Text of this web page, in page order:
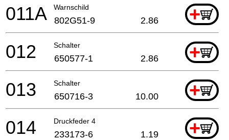
Warnschild +
011A 802G51-9 2.86
Schalter +
012 650577-1 2.86
Schalter +
013 650716-3 10.00
Druckfeder 4 +
014 233173-6 1.19